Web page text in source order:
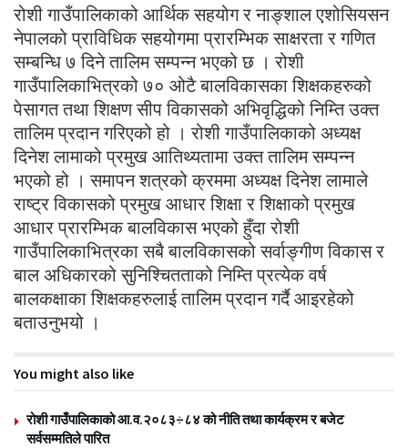
रोशी गाउँपालिकाको आर्थिक सहयोग र नाङ्शाल एशोसियसन
नेपालको प्राविधिक सहयोगमा प्रारम्भिक साक्षरता र गणित
सम्बन्धि ७ दिने तालिम सम्पन्न भएको छ । रोशी
गाउँपालिकाभित्रको ७० ओटै बालविकासका शिक्षकहरुको
पेसागत तथा शिक्षण सीप विकासको अभिवृद्धिको निम्ति उक्त
तालिम प्रदान गरिएको हो । रोशी गाउँपालिकाको अध्यक्ष
दिनेश लामाको प्रमुख आतिथ्यतामा उक्त तालिम सम्पन्न
भएको हो । समापन शत्रको क्रममा अध्यक्ष दिनेश लामाले
राष्ट्र विकासको प्रमुख आधार शिक्षा र शिक्षाको प्रमुख
आधार प्रारम्भिक बालविकास भएको हुँदा रोशी
गाउँपालिकाभित्रका सबै बालविकासको सर्वाङ्गीण विकास र
बाल अधिकारको सुनिश्चितताको निम्ति प्रत्येक वर्ष
बालकक्षाका शिक्षकहरुलाई तालिम प्रदान गर्दै आइरहेको
बताउनुभयो ।
You might also like
रोशी गाउँपालिकाको आ.व.२०८३÷८४ को नीति तथा कार्यक्रम र बजेट
सर्वसम्मतिले पारित